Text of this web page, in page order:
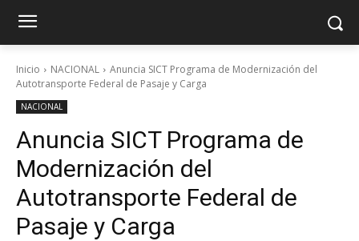
Inicio NACIONAL
Anuncia SICT Programa de Modernización del
Autotransporte Federal de Pasaje y Carga
NACIONAL
Anuncia SICT Programa de
Modernización del
Autotransporte Federal de
Pasaje y Carga